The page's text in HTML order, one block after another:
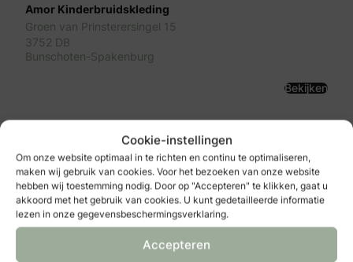
Cookie-instellingen
Om onze website optimaal in te richten en continu te optimaliseren,
maken wij gebruik van cookies. Voor het bezoeken van onze website
hebben wij toestemming nodig. Door op "Accepteren" te klikken, gaat u
akkoord met het gebruik van cookies. U kunt gedetailleerde informatie
lezen in onze gegevensbeschermingsverklaring.
Accepteren
Amor Kinderbruidskleding
Groen van Prinsterersingel 15
3752 DB
Bunschoten-Spakenburg
Bekijken